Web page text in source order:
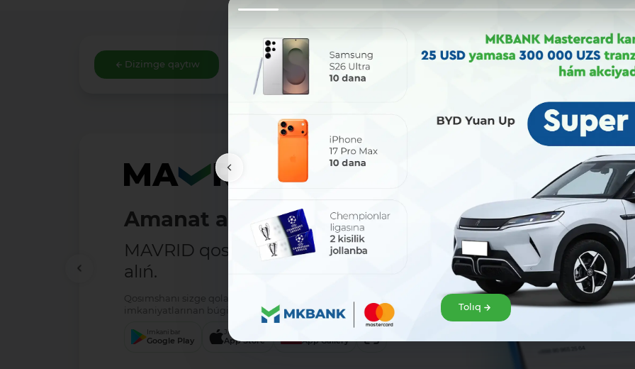
Dizimge qaytıw Bólisiw:
Amanat ashıw - ańsat!
MAVRID qosımshasın házir júklep
alıń.
Qosımshanı sizge qolaylı servis arqalı júklep alıń hám Mavrid
imkaniyatlarınan búgin-aq paydalanıwdı baslań!:
Imkani bar
Google Play
Júklew
App Store App Gallery
Tolıq